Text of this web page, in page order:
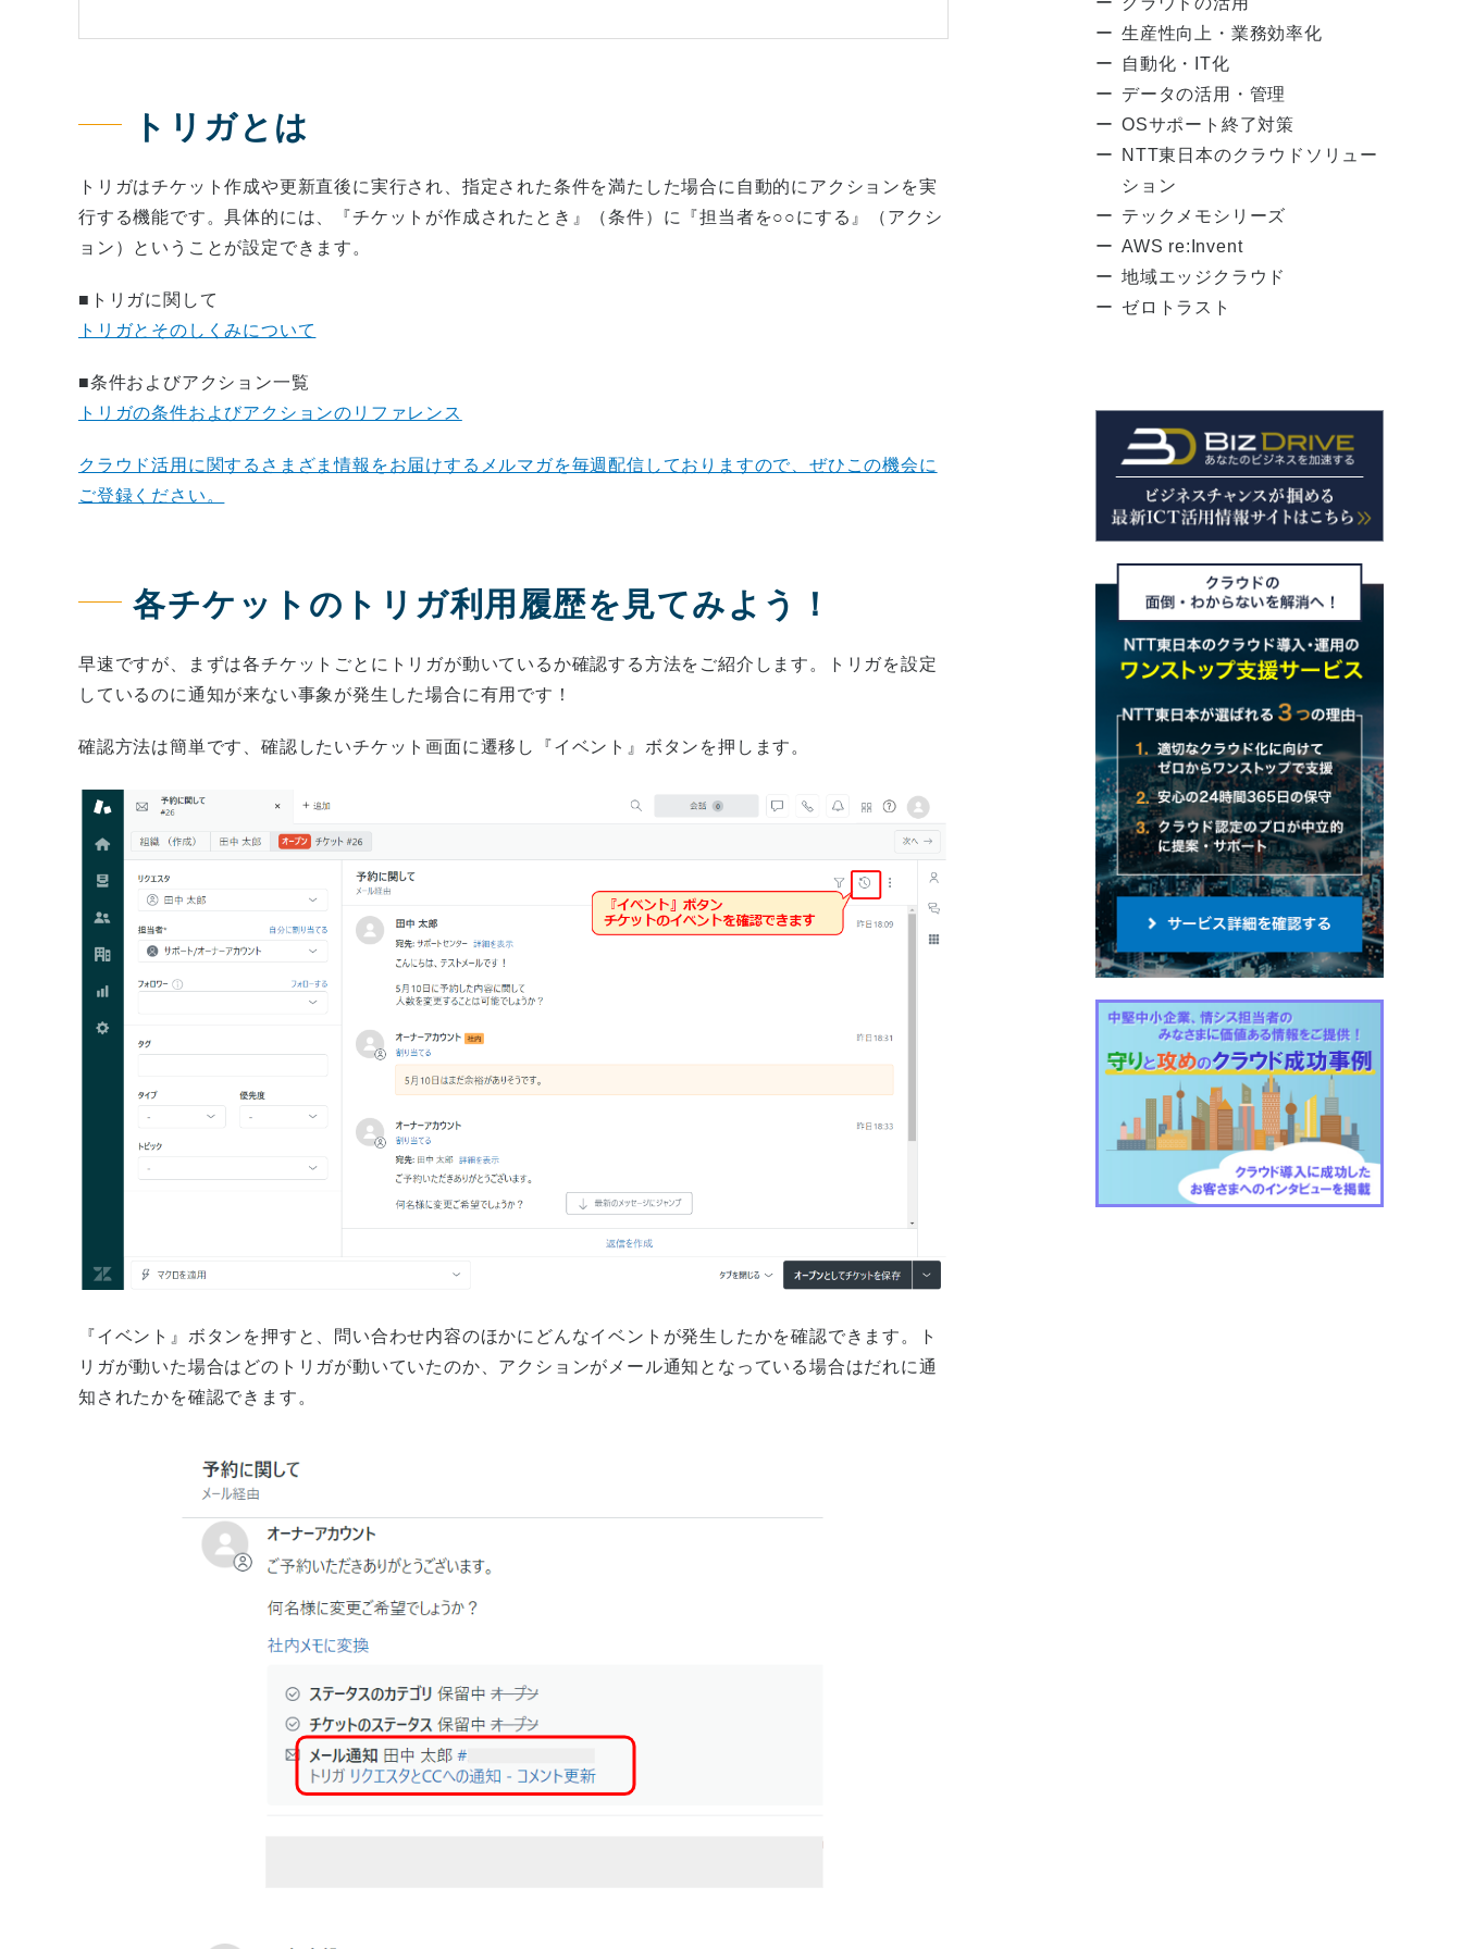
トリガとは
トリガはチケット作成や更新直後に実行され、指定された条件を満たした場合に自動的にアクションを実
行する機能です。具体的には、『チケットが作成されたとき』（条件）に『担当者を○○にする』（アクシ
ョン）ということが設定できます。
■トリガに関して
トリガとそのしくみについて
■条件およびアクション一覧
トリガの条件およびアクションのリファレンス
クラウド活用に関するさまざま情報をお届けするメルマガを毎週配信しておりますので、ぜひこの機会に
ご登録ください。
各チケットのトリガ利用履歴を見てみよう！
早速ですが、まずは各チケットごとにトリガが動いているか確認する方法をご紹介します。トリガを設定
しているのに通知が来ない事象が発生した場合に有用です！
確認方法は簡単です、確認したいチケット画面に遷移し『イベント』ボタンを押します。
『イベント』ボタンを押すと、問い合わせ内容のほかにどんなイベントが発生したかを確認できます。ト
リガが動いた場合はどのトリガが動いていたのか、アクションがメール通知となっている場合はだれに通
知されたかを確認できます。
生産性向上・業務効率化
自動化・IT化
データの活用・管理
OSサポート終了対策
NTT東日本のクラウドソリュー
ション
テックメモシリーズ
AWS re:Invent
地域エッジクラウド
ゼロトラスト